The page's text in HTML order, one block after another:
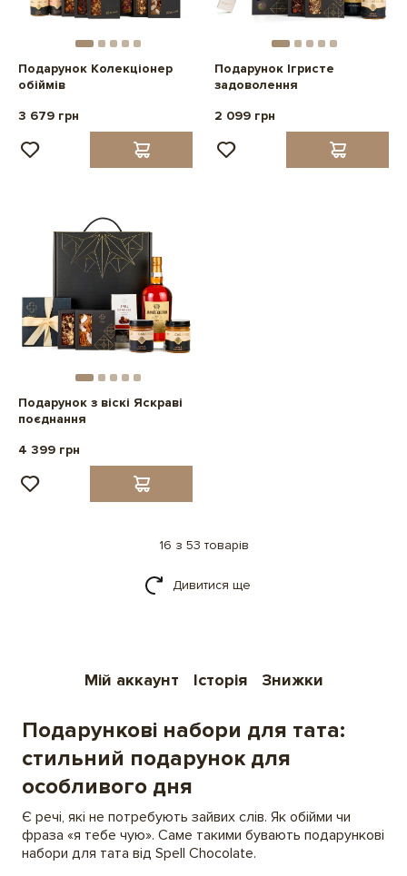
Подарунок Колекціонер
обіймів
3 679 грн
Подарунок Ігристе
задоволення
2 099 грн
Подарунок з віскі Яскраві
поєднання
4 399 грн
16 з 53 товарів
Дивитися ще
Мій аккаунт Історія Знижки
Подарункові набори для тата:
стильний подарунок для
особливого дня
Є речі, які не потребують зайвих слів. Як обійми чи
фраза «я тебе чую». Саме такими бувають подарункові
набори для тата від Spell Chocolate.